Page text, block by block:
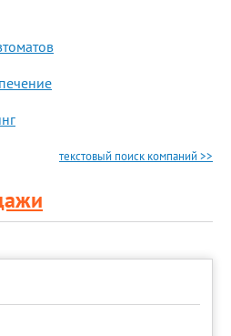
текстовый поиск компаний >>